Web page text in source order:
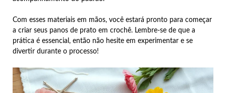
Com esses materiais em mãos, você estará pronto para começar
a criar seus panos de prato em crochê. Lembre-se de que a
prática é essencial, então não hesite em experimentar e se
divertir durante o processo!